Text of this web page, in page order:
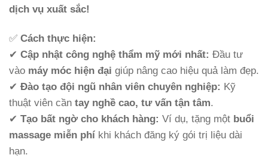
dịch vụ xuất sắc!
✅ Cách thực hiện:
✔ Cập nhật công nghệ thẩm mỹ mới nhất: Đầu tư
vào máy móc hiện đại giúp nâng cao hiệu quả làm đẹp.
✔ Đào tạo đội ngũ nhân viên chuyên nghiệp: Kỹ
thuật viên cần tay nghề cao, tư vấn tận tâm.
✔ Tạo bất ngờ cho khách hàng: Ví dụ, tặng một buổi
massage miễn phí khi khách đăng ký gói trị liệu dài
hạn.